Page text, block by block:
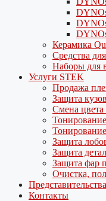
Керамика
Средства
Наборы для
Услуги STEK
Продажа
Защита
Смена цвета
Защита
Защита
Защита фар
Очистка,
Контакты